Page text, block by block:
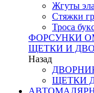
Жгуты
Стяжки
Троса
ФОРСУНКИ
ЩЕТКИ И
Назад
ЩЕТКИ